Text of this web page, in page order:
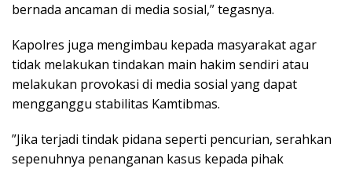
bernada ancaman di media sosial,” tegasnya.
​Kapolres juga mengimbau kepada masyarakat agar
tidak melakukan tindakan main hakim sendiri atau
melakukan provokasi di media sosial yang dapat
mengganggu stabilitas Kamtibmas.
​”Jika terjadi tindak pidana seperti pencurian, serahkan
sepenuhnya penanganan kasus kepada pihak